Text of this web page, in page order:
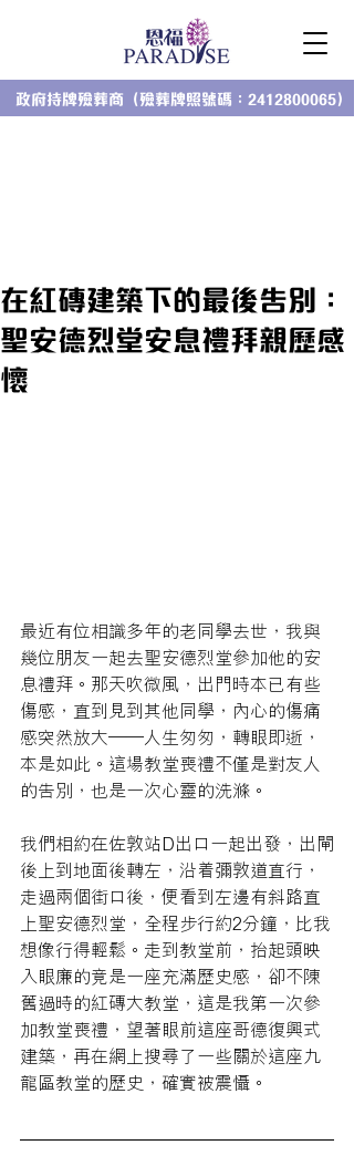
政府持牌殮葬商（殮葬牌照號碼：2412800065）
在紅磚建築下的最後告別：
聖安德烈堂安息禮拜親歷感
懷
最近有位相識多年的老同學去世，我與
幾位朋友一起去聖安德烈堂參加他的安
息禮拜。那天吹微風，出門時本已有些
傷感，直到見到其他同學，內心的傷痛
感突然放大——人生匆匆，轉眼即逝，
本是如此。這場教堂喪禮不僅是對友人
的告別，也是一次心靈的洗滌。
我們相約在佐敦站D出口一起出發，出閘
後上到地面後轉左，沿着彌敦道直行，
走過兩個街口後，便看到左邊有斜路直
上聖安德烈堂，全程步行約2分鐘，比我
想像行得輕鬆。走到教堂前，抬起頭映
入眼廉的竟是一座充滿歷史感，卻不陳
舊過時的紅磚大教堂，這是我第一次參
加教堂喪禮，望著眼前這座哥德復興式
建築，再在網上搜尋了一些關於這座九
龍區教堂的歷史，確實被震懾。